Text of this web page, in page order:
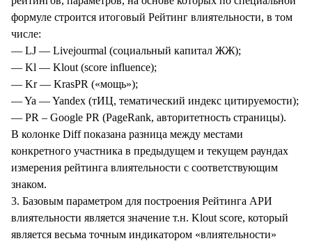
формуле строится итоговый Рейтинг влиятельности, в том
числе:
— LJ — Livejourmal (социальный капитал ЖЖ);
— Kl — Klout (score influence);
— Kr — KrasPR («мощь»);
— Ya — Yandex (тИЦ, тематический индекс цитируемости);
— PR – Google PR (PageRank, авторитетность страницы).
В колонке Diff показана разница между местами
конкретного участника в предыдущем и текущем раундах
измерения рейтинга влиятельности с соответствующим
знаком.
3. Базовым параметром для построения Рейтинга АРИ
влиятельности является значение т.н. Klout score, который
является весьма точным индикатором «влиятельности»